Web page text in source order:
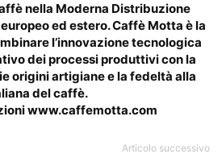
nella Moderna Distribuzione
ed estero. Caffè Motta è la
l’innovazione tecnologica
dei processi produttivi con la
origini artigiane e la fedeltà alla
del caffè.
www.caffemotta.com
Articolo successivo